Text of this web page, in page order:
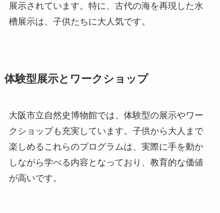
展示されています。特に、古代の海を再現した水
槽展示は、子供たちに大人気です。
体験型展示とワークショップ
大阪市立自然史博物館では、体験型の展示やワー
クショップも充実しています。子供から大人まで
楽しめるこれらのプログラムは、実際に手を動か
しながら学べる内容となっており、教育的な価値
が高いです。